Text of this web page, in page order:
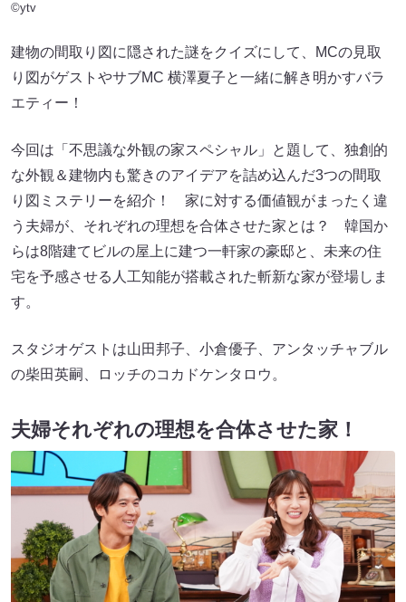
©ytv
建物の間取り図に隠された謎をクイズにして、MCの見取
り図がゲストやサブMC 横澤夏子と一緒に解き明かすバラ
エティー！
今回は「不思議な外観の家スペシャル」と題して、独創的
な外観＆建物内も驚きのアイデアを詰め込んだ3つの間取
り図ミステリーを紹介！ 家に対する価値観がまったく違
う夫婦が、それぞれの理想を合体させた家とは？ 韓国か
らは8階建てビルの屋上に建つ一軒家の豪邸と、未来の住
宅を予感させる人工知能が搭載された斬新な家が登場しま
す。
スタジオゲストは山田邦子、小倉優子、アンタッチャブル
の柴田英嗣、ロッチのコカドケンタロウ。
夫婦それぞれの理想を合体させた家！